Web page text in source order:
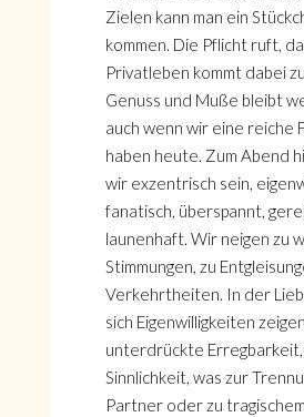
Zielen kann man ein
kommen. Die Pflicht ruft,
Privatleben kommt dabei
Genuss und Muße bleibt
auch wenn wir eine reiche
haben heute. Zum Abend
wir exzentrisch sein,
fanatisch, überspannt,
launenhaft. Wir neigen zu
Stimmungen, zu
Verkehrtheiten. In der
sich Eigenwilligkeiten
unterdrückte
Sinnlichkeit, was zur
Partner oder zu tragischem